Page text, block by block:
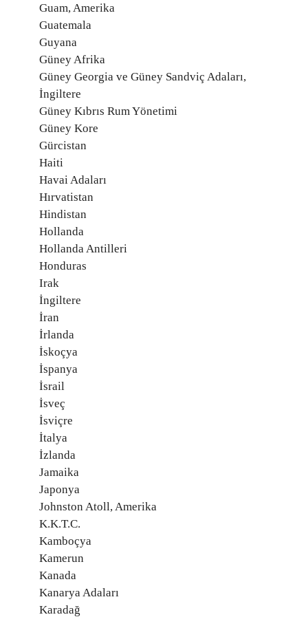
Guam, Amerika
Guatemala
Guyana
Güney Afrika
Güney Georgia ve Güney Sandviç Adaları,
İngiltere
Güney Kıbrıs Rum Yönetimi
Güney Kore
Gürcistan
Haiti
Havai Adaları
Hırvatistan
Hindistan
Hollanda
Hollanda Antilleri
Honduras
Irak
İngiltere
İran
İrlanda
İskoçya
İspanya
İsrail
İsveç
İsviçre
İtalya
İzlanda
Jamaika
Japonya
Johnston Atoll, Amerika
K.K.T.C.
Kamboçya
Kamerun
Kanada
Kanarya Adaları
Karadağ